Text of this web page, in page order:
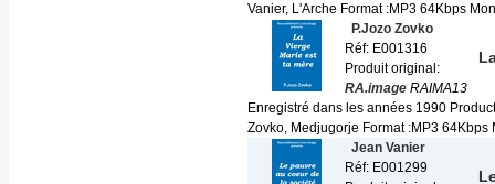
Vanier, L'Arche Format :MP3 64Kbps
P.Jozo Zovko
Réf: E001316
Produit original:
RA.image RAIMA13
Enregistré dans les années 1990
Zovko, Medjugorje Format :MP3 64Kbps
Jean Vanier
Réf: E001299